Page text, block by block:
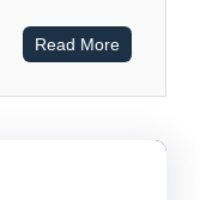
Read More